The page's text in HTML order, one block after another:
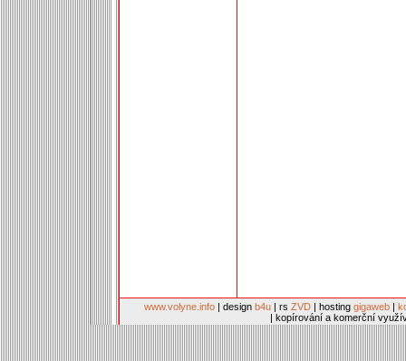
www.volyne.info | design b4u | rs ZVD | hosting gigaweb |
| kopírování a komerční